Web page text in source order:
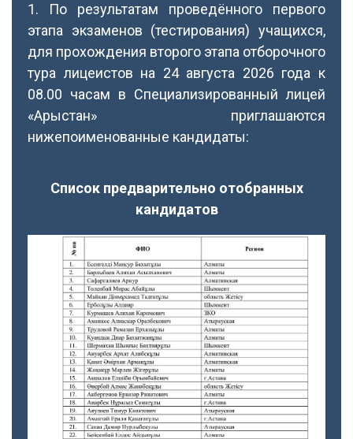
1. По результатам проведённого первого
этапа экзаменов (тестирования) учащихся,
для прохождения второго этапа отборочного
тура лицеистов на 24 августа 2026 года к
08.00 часам в Специализированный лицей
«Арыстан» приглашаются
нижепоименованные кандидаты:
Список предварительно отобранных
кандидатов